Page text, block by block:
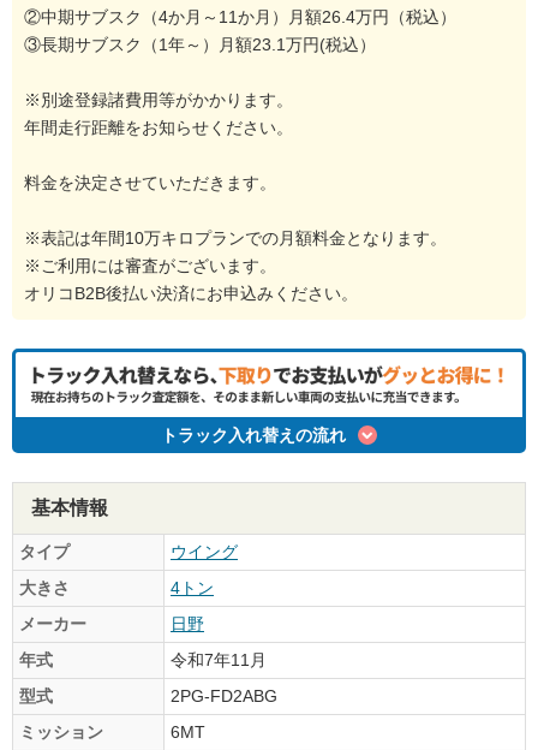
②中期サブスク（4か月～11か月）月額26.4万円（税込）
③長期サブスク（1年～）月額23.1万円(税込）
※別途登録諸費用等がかかります。
年間走行距離をお知らせください。
料金を決定させていただきます。
※表記は年間10万キロプランでの月額料金となります。
※ご利用には審査がございます。
オリコB2B後払い決済にお申込みください。
トラック入れ替えの流れ
基本情報
タイプ
ウイング
大きさ
4トン
メーカー
日野
年式
令和7年11月
型式
2PG-FD2ABG
ミッション
6MT